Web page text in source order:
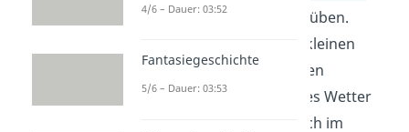
undWertschätzung
zu üben.
Achte im Alltag auf die kleinen
Dinge, wie einen schönen
Sonnenuntergang, gutes Wetter
oder ein nettes Gespräch im
4/6 – Dauer: 03:52
Fantasiegeschichte
5/6 – Dauer: 03:53